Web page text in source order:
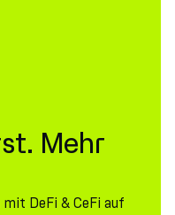
Mehr
DeFi & CeFi auf